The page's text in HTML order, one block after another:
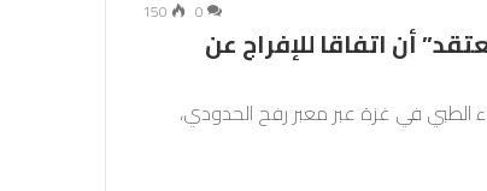
0
150
أن اتفاقا للإفراج عن
الطبي في غزة عبر معبر رفح الحدودي،